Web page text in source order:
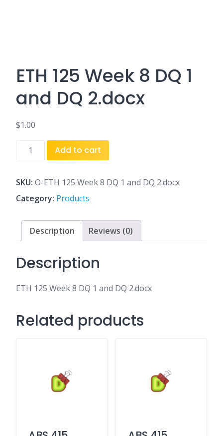
ETH 125 Week 8 DQ 1
and DQ 2.docx
$1.00
ETH
8
DQ
and
2.docx
Add to cart
SKU: O-ETH 125 Week 8 DQ 1 and DQ 2.docx
Category: Products
Description Reviews (0)
Description
ETH 125 Week 8 DQ 1 and DQ 2.docx
Related products